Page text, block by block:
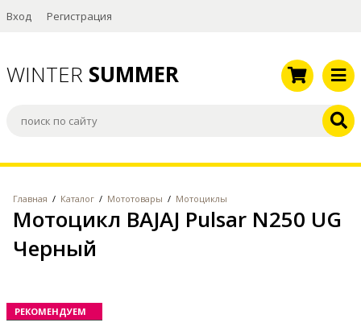
Вход Регистрация
WINTER SUMMER
Главная / Каталог / Мототовары / Мотоциклы
Мотоцикл BAJAJ Pulsar N250 UG
Черный
РЕКОМЕНДУЕМ